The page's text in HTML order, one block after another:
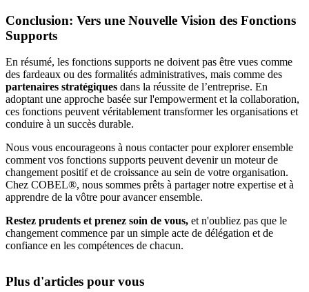
Conclusion: Vers une Nouvelle Vision des Fonctions
Supports
En résumé, les fonctions supports ne doivent pas être vues comme
des fardeaux ou des formalités administratives, mais comme des
partenaires stratégiques dans la réussite de l’entreprise. En
adoptant une approche basée sur l'empowerment et la collaboration,
ces fonctions peuvent véritablement transformer les organisations et
conduire à un succès durable.
Nous vous encourageons à nous contacter pour explorer ensemble
comment vos fonctions supports peuvent devenir un moteur de
changement positif et de croissance au sein de votre organisation.
Chez COBEL®, nous sommes prêts à partager notre expertise et à
apprendre de la vôtre pour avancer ensemble.
Restez prudents et prenez soin de vous, et n'oubliez pas que le
changement commence par un simple acte de délégation et de
confiance en les compétences de chacun.
Plus d'articles pour vous